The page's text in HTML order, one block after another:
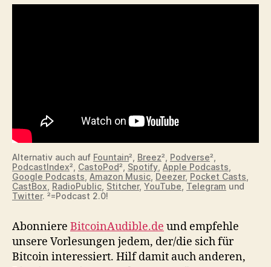
Alternativ auch auf Fountain², Breez², Podverse²,
PodcastIndex², CastoPod², Spotify Apple Podcasts
Google Podcasts Amazon Music Deezer, Pocket Casts
CastBox RadioPublic Stitcher, YouTube Telegram und
Twitter. ²=Podcast 2.0!
Abonniere BitcoinAudible.de und empfehle
unsere Vorlesungen jedem, der/die sich für
Bitcoin interessiert. Hilf damit auch anderen,